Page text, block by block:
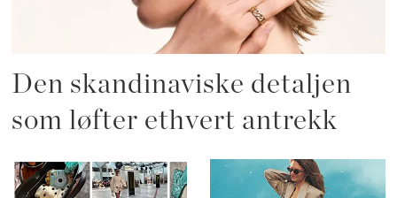
Den skandinaviske detaljen
som løfter ethvert antrekk